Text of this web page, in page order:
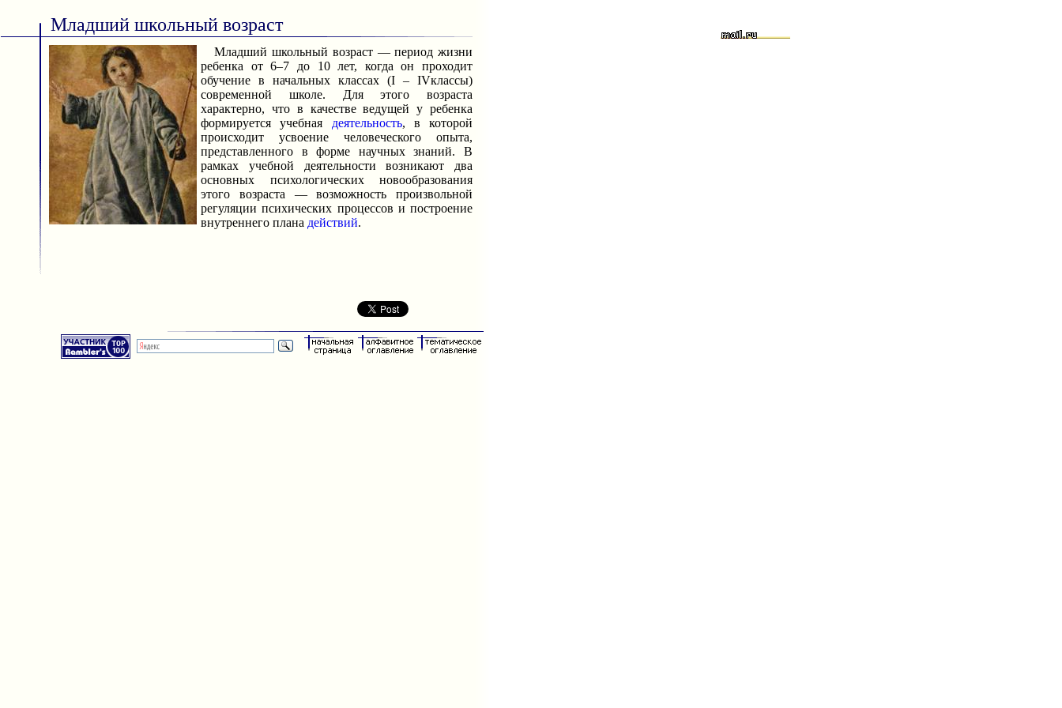
Младший школьный возраст
Младший школьный возраст — период жизни
ребенка от 6–7 до 10 лет, когда он проходит
обучение в начальных классах (I – IVклассы)
современной школе. Для этого возраста
характерно, что в качестве ведущей у ребенка
формируется учебная деятельность, в которой
происходит усвоение человеческого опыта,
представленного в форме научных знаний. В
рамках учебной деятельности возникают два
основных психологических новообразования
этого возраста — возможность произвольной
регуляции психических процессов и построение
внутреннего плана действий.